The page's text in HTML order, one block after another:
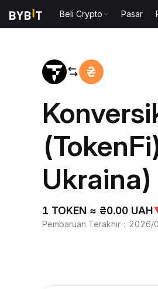
Beli Crypto Pasar
Ukraina)
1 TOKEN ≈ ₴0.00 UAH
Pembaruan Terakhir ： 2026/